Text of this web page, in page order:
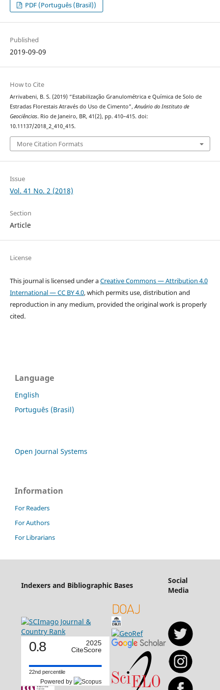
PDF (Português (Brasil))
Published
2019-09-09
How to Cite
Arrivabeni, B. S. (2019) “Estabilização Granulométrica e Química de Solo de
Estradas Florestais Através do Uso de Cimento”,Anuário do Instituto de
Geociências. Rio de Janeiro, BR, 41(2), pp. 410–415. doi:
10.11137/2018_2_410_415.
More Citation Formats
Issue
Vol. 41 No. 2 (2018)
Section
Article
License
This journal is licensed under aCreative Commons — Attribution 4.0
International — CC BY 4.0, which permits use, distribution and
reproduction in any medium, provided the original work is properly
cited.
Language
English
Português (Brasil)
Open Journal Systems
Information
For Readers
For Authors
For Librarians
Indexers and Bibliographic Bases
Social
Media
0.8
2025
CiteScore
22nd percentile
Powered by